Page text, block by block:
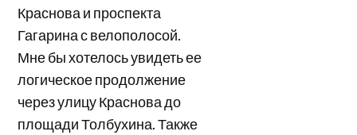
Краснова и проспекта
Гагарина с велополосой.
Мне бы хотелось увидеть ее
логическое продолжение
через улицу Краснова до
площади Толбухина. Также